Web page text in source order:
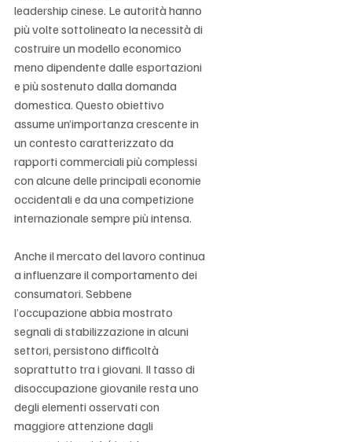
leadership cinese. Le autorità hanno
più volte sottolineato la necessità di
costruire un modello economico
meno dipendente dalle esportazioni
e più sostenuto dalla domanda
domestica. Questo obiettivo
assume un’importanza crescente in
un contesto caratterizzato da
rapporti commerciali più complessi
con alcune delle principali economie
occidentali e da una competizione
internazionale sempre più intensa.
Anche il mercato del lavoro continua
a influenzare il comportamento dei
consumatori. Sebbene
l’occupazione abbia mostrato
segnali di stabilizzazione in alcuni
settori, persistono difficoltà
soprattutto tra i giovani. Il tasso di
disoccupazione giovanile resta uno
degli elementi osservati con
maggiore attenzione dagli